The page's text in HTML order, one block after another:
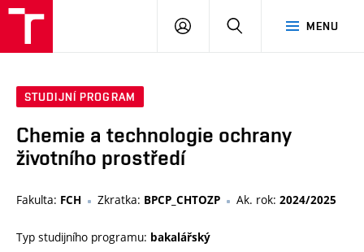
MENU
PŘIHLÁSIT
STUDIJNÍ PROGRAM
Chemie a technologie ochrany
životního prostředí
Fakulta: FCH Zkratka: BPCP_CHTOZP Ak. rok: 2024/2025
Typ studijního programu: bakalářský